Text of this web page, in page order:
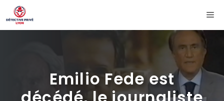
Aller
au
contenu
Emilio Fede est